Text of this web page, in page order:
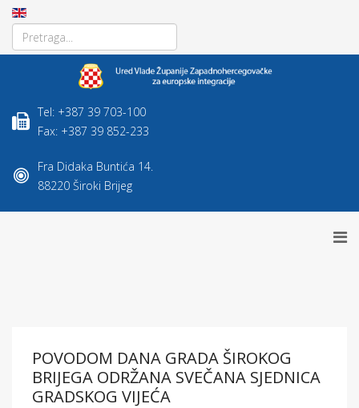
Tel: +387 39 703-100
Fax: +387 39 852-233
Fra Didaka Buntića 14.
88220 Široki Brijeg
POVODOM DANA GRADA ŠIROKOG
BRIJEGA ODRŽANA SVEČANA SJEDNICA
GRADSKOG VIJEĆA